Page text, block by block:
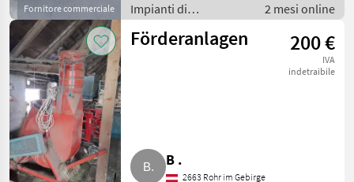
Fornitore commerciale
Impianti di
movimentazione e
trasporto / Soffiatori
2 mesi online
Förderanlagen 200 €
IVA
indetraibile
B .
2663 Rohr im Gebirge